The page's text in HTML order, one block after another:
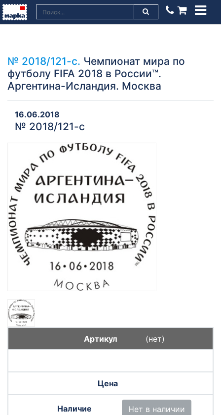
№ 2018/121-с. Чемпионат мира по
футболу FIFA 2018 в России™.
Аргентина-Исландия. Москва
16.06.2018
№ 2018/121-с
(нет)
Нет в наличии